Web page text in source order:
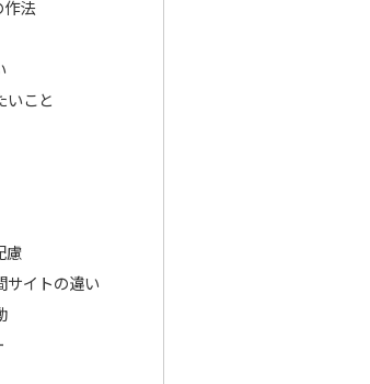
法
いこと
慮
サイトの違い